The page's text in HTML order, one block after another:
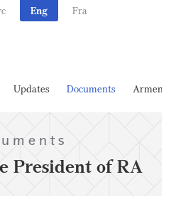
Eng Fra
Updates Documents Armenia
President of RA